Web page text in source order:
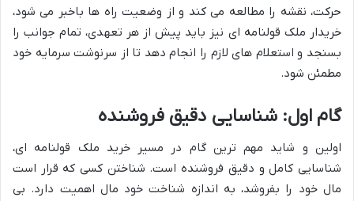
حرکت، نقشه را مطالعه می کند و از وضعیت راه ها باخبر می شود،
خریدار ملک قولنامه ای نیز باید پیش از هر تعهدی، تمام جوانب را
بسنجد و استعلام های لازم را انجام دهد تا از سرنوشت سرمایه خود
مطمئن شود.
گام اول: شناسایی دقیق فروشنده
اولین و شاید مهم ترین گام در مسیر خرید ملک قولنامه ای،
شناسایی کامل و دقیق فروشنده است. شناختن کسی که قرار است
مال خود را بفروشد، به اندازه شناخت خود مال اهمیت دارد. بی